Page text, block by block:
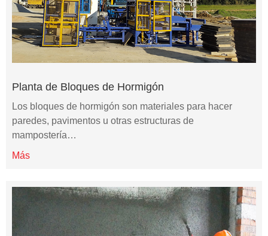
Planta de Bloques de Hormigón
Los bloques de hormigón son materiales para hacer
paredes, pavimentos u otras estructuras de
mampostería…
Más